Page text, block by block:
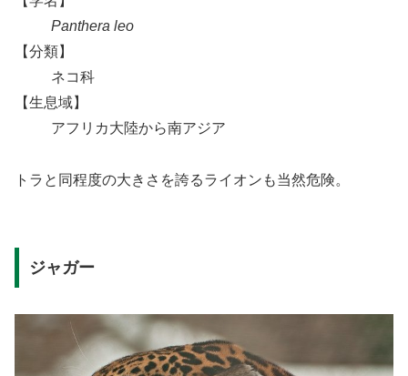
Panthera leo
【分類】
ネコ科
【生息域】
アフリカ大陸から南アジア
トラと同程度の大きさを誇るライオンも当然危険。
ジャガー